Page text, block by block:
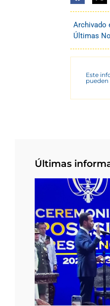
Archivado
Últimas
Este
Últimas